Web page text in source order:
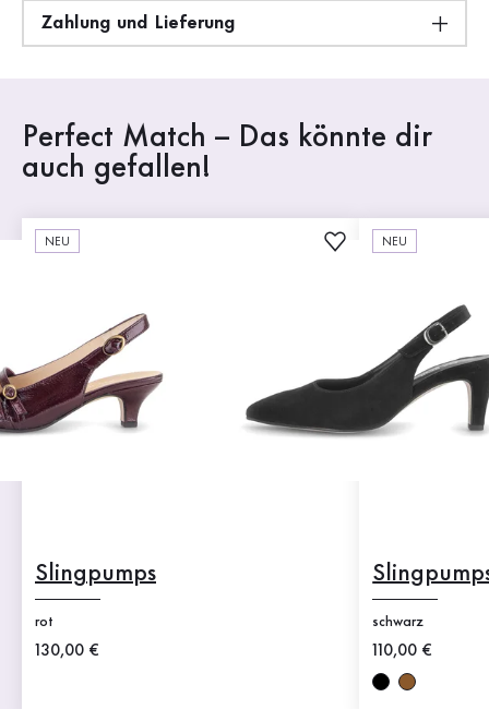
Zahlung und Lieferung
Perfect Match – Das könnte dir
auch gefallen!
NEU
Slingpumps
rot
Neuer Preis
130,00 €
NEU
schwarz
Neuer Preis
110,00 €